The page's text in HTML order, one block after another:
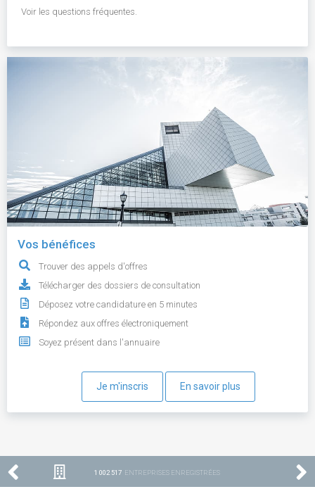
Voir les questions fréquentes.
Vos bénéfices
Trouver des appels d'offres
Télécharger des dossiers de consultation
Déposez votre candidature en 5 minutes
Répondez aux offres électroniquement
Soyez présent dans l'annuaire
Je m'inscris En savoir plus
1 002 517 ENTREPRISES ENREGISTRÉES